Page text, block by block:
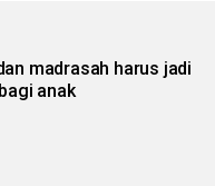
madrasah harus jadi
anak